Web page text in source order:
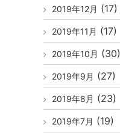
2019年12月 (17)
2019年11月 (17)
2019年10月 (30)
2019年9月 (27)
2019年8月 (23)
2019年7月 (19)